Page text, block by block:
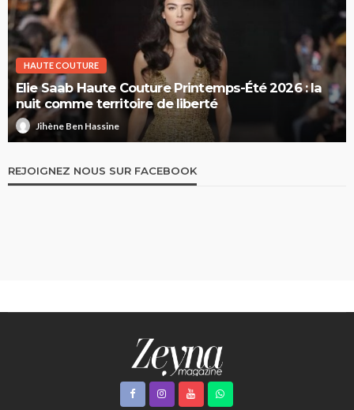
HAUTE COUTURE
Elie Saab Haute Couture Printemps-Été 2026 : la
nuit comme territoire de liberté
Jihène Ben Hassine
REJOIGNEZ NOUS SUR FACEBOOK